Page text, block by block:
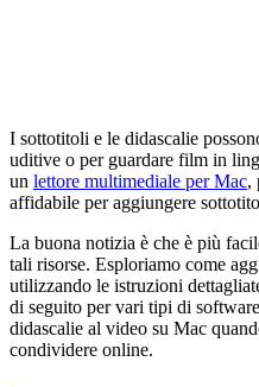
I sottotitoli e le didascalie
uditive o per guardare film in
un lettore multimediale per Mac,
affidabile per aggiungere
La buona notizia è che è più
tali risorse. Esploriamo come
utilizzando le istruzioni
di seguito per vari tipi di
didascalie al video su Mac
condividere online.